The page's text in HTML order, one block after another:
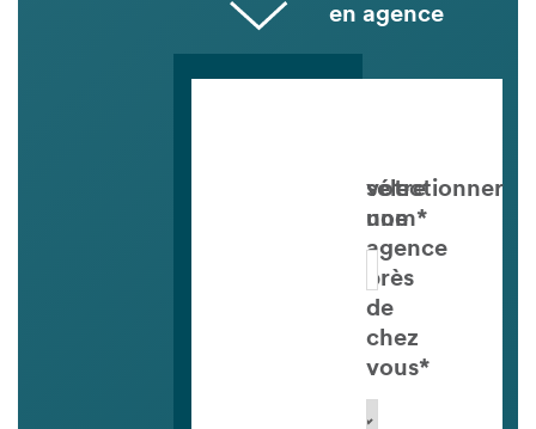
en agence
sélectionner
une
agence
près
de
chez
vous*
votre
nom*